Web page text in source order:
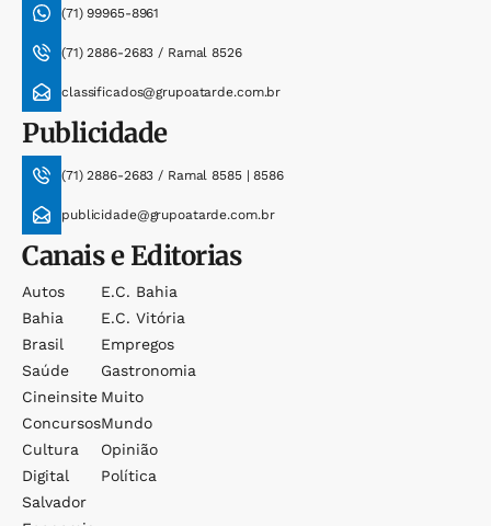
(71) 99965-8961
(71) 2886-2683 / Ramal 8526
classificados@grupoatarde.com.br
Publicidade
(71) 2886-2683 / Ramal 8585 | 8586
publicidade@grupoatarde.com.br
Canais e Editorias
Autos
Bahia
Brasil
Saúde
Cineinsite
Concursos
Cultura
Digital
Salvador
E.c. Bahia
E.c. Vitória
Empregos
Gastronomia
Muito
Mundo
Opinião
Política